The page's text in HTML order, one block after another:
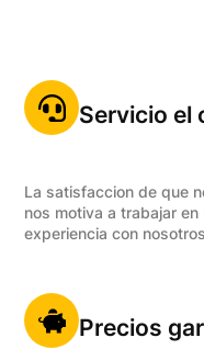
Servicio el
La satisfaccion de que
nos motiva a trabajar
experiencia con
Precios